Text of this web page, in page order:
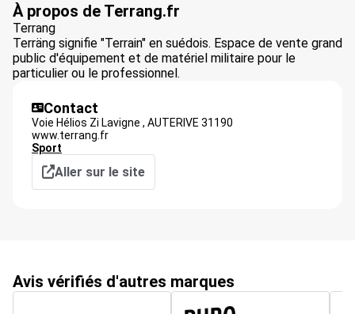
À propos de Terrang.fr
Terrang
Terräng signifie "Terrain" en suédois. Espace de vente grand
public d'équipement et de matériel militaire pour le
particulier ou le professionnel.
Contact
Voie Hélios Zi Lavigne , AUTERIVE 31190
www.terrang.fr
Sport
Aller sur le site
Avis vérifiés d'autres marques